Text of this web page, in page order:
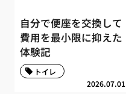
自分で便座を交換して
費用を最小限に抑えた
体験記
2026.07.01
トイレ